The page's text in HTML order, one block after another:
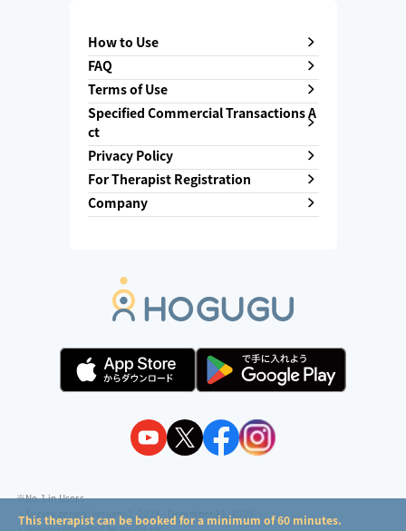
This therapist can be booked for a minimum of 60 minutes.
How to Use
FAQ
Terms of Use
Specified Commercial Transactions A
ct
Privacy Policy
For Therapist Registration
Company
※No.1 in Users
・Survey period:
January 1, 2024 - December 31, 2025